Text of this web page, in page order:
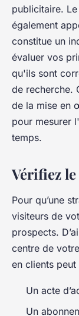
publicitaire.
également
constitue un
évaluer vos
qu'ils sont
de recherche.
de la mise en
pour mesurer
temps.
Vérifiez
Pour qu’une
visiteurs de
prospects.
centre de
en clients
Un acte
Un